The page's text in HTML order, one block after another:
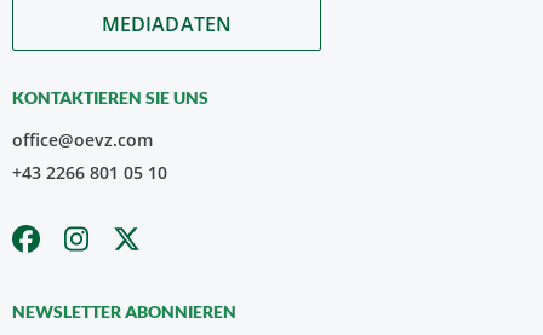
MEDIADATEN
KONTAKTIEREN SIE UNS
office@oevz.com
+43 2266 801 05 10
NEWSLETTER ABONNIEREN